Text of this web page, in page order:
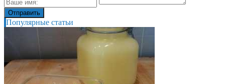
Популярные статьи